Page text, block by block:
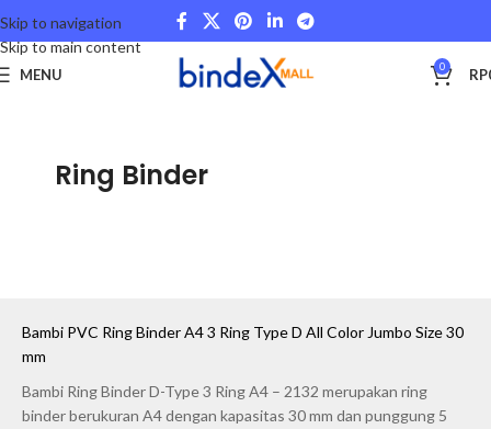
Skip to navigation
Skip to main content
MENU 0 RP
Ring Binder
Bambi PVC Ring Binder A4 3 Ring Type D All Color Jumbo Size 30
mm
Bambi Ring Binder D-Type 3 Ring A4 – 2132 merupakan ring
binder berukuran A4 dengan kapasitas 30 mm dan punggung 5